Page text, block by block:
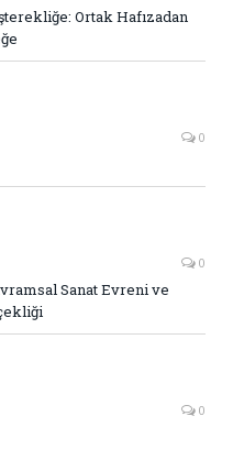
Ortak Hafızadan
0
0
Sanat Evreni ve
0